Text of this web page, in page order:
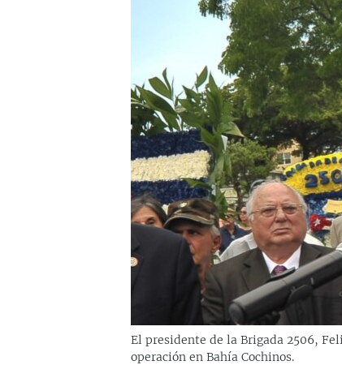
LA REALIDAD DE LA VIVIENDA EN
SER VIEJO EN CUBA
LOS SANTOS DE HIALEAH
DESINFORMACIÓN RUSA EN
LA INVASIÓN DE RUSIA A UCRANIA
El presidente de la Brigada 2506,
operación en Bahía Cochinos.